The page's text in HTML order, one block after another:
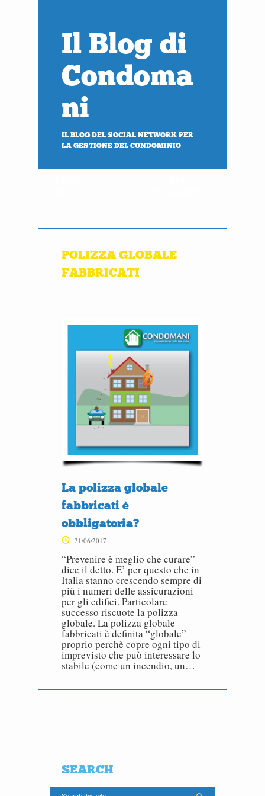
Il Blog di
Condoma
ni
IL BLOG DEL SOCIAL NETWORK PER
LA GESTIONE DEL CONDOMINIO
POLIZZA GLOBALE
FABBRICATI
La polizza globale
fabbricati è
obbligatoria?
21/06/2017
“Prevenire è meglio che curare”
dice il detto. E’ per questo che in
Italia stanno crescendo sempre di
più i numeri delle assicurazioni
per gli edifici. Particolare
successo riscuote la polizza
globale. La polizza globale
fabbricati è definita “globale”
proprio perchè copre ogni tipo di
imprevisto che può interessare lo
stabile (come un incendio, un…
SEARCH